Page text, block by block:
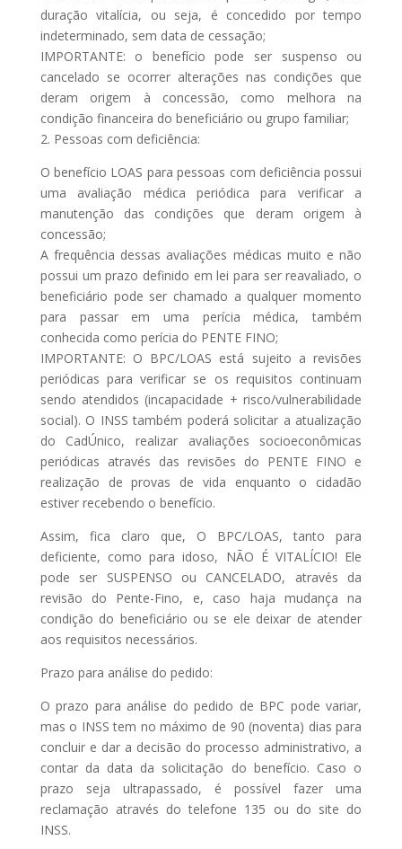
duração vitalícia, ou seja, é concedido por tempo
indeterminado, sem data de cessação;
IMPORTANTE: o benefício pode ser suspenso ou
cancelado se ocorrer alterações nas condições que
deram origem à concessão, como melhora na
condição financeira do beneficiário ou grupo familiar;
2. Pessoas com deficiência:
O benefício LOAS para pessoas com deficiência possui
uma avaliação médica periódica para verificar a
manutenção das condições que deram origem à
concessão;
A frequência dessas avaliações médicas muito e não
possui um prazo definido em lei para ser reavaliado, o
beneficiário pode ser chamado a qualquer momento
para passar em uma perícia médica, também
conhecida como perícia do PENTE FINO;
IMPORTANTE: O BPC/LOAS está sujeito a revisões
periódicas para verificar se os requisitos continuam
sendo atendidos (incapacidade + risco/vulnerabilidade
social). O INSS também poderá solicitar a atualização
do CadÚnico, realizar avaliações socioeconômicas
periódicas através das revisões do PENTE FINO e
realização de provas de vida enquanto o cidadão
estiver recebendo o benefício.
Assim, fica claro que, O BPC/LOAS, tanto para
deficiente, como para idoso, NÃO É VITALÍCIO! Ele
pode ser SUSPENSO ou CANCELADO, através da
revisão do Pente-Fino, e, caso haja mudança na
condição do beneficiário ou se ele deixar de atender
aos requisitos necessários.
Prazo para análise do pedido:
O prazo para análise do pedido de BPC pode variar,
mas o INSS tem no máximo de 90 (noventa) dias para
concluir e dar a decisão do processo administrativo, a
contar da data da solicitação do benefício. Caso o
prazo seja ultrapassado, é possível fazer uma
reclamação através do telefone 135 ou do site do
INSS.